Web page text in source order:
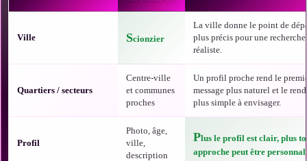
Ville Scionzier
La ville donne le point de
plus précis pour une
réaliste.
Quartiers / secteurs
Centre-ville
et communes
proches
Un profil proche rend le
message plus naturel et le
plus simple à envisager.
Profil
Photo, âge,
ville,
description
Plus le profil est clair, plus
approche peut être